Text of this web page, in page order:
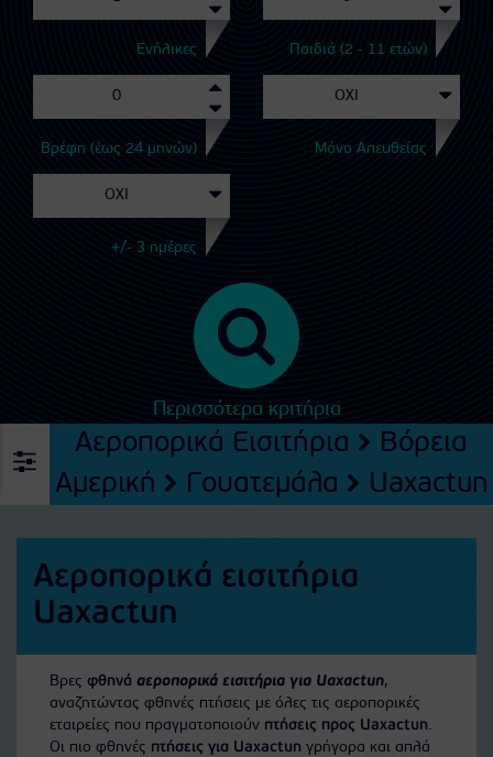
Ενήλικες Παιδιά (2 - 11 ετών)
Βρέφη (έως 24 μηνών) Μόνο Απευθείας
+/- 3 ημέρες
Περισσότερα κριτήρια
Αεροπορικά Εισιτήρια
Βόρεια
Αμερική
Γουατεμάλα Uaxactun
Αεροπορικά εισιτήρια
Uaxactun
Βρες φθηνά αεροπορικά εισιτήρια για Uaxactun,
αναζητώντας φθηνές πτήσεις με όλες τις αεροπορικές
εταιρείες που πραγματοποιούν πτήσεις προς Uaxactun.
Οι πιο φθηνές πτήσεις για Uaxactun γρήγορα και απλά